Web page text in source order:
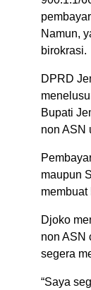
Namun,
birokrasi.
DPRD
Bupati
non ASN
maupun
membuat
Djoko
non ASN
segera
“Saya